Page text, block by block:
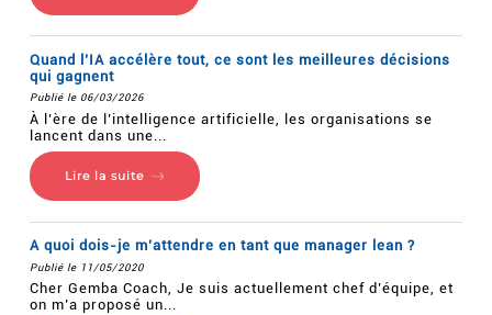
Quand l’IA accélère tout, ce sont les meilleures décisions
qui gagnent
Publié le 06/03/2026
À l’ère de l’intelligence artificielle, les organisations se
lancent dans une...
Lire la suite
A quoi dois-je m’attendre en tant que manager lean ?
Publié le 11/05/2020
Cher Gemba Coach, Je suis actuellement chef d’équipe, et
on m’a proposé un...